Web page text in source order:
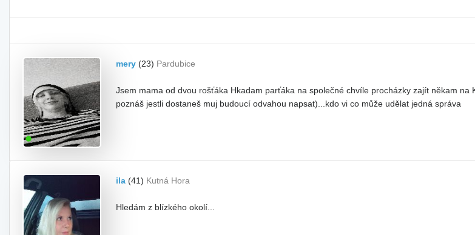
mery (23) Pardubice
Jsem mama od dvou rošťáka Hkadam parťáka na společné chvíle procházky zajít někam na
poznáš jestli dostaneš muj budoucí odvahou napsat)...kdo vi co může udělat jedná správa
ila (41) Kutná Hora
Hledám z blízkého okolí...